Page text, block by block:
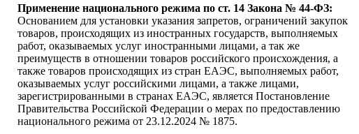
Применение национального режима по ст. 14 Закона № 44-ФЗ:
Основанием для установки указания запретов, ограничений закупок
товаров, происходящих из иностранных государств, выполняемых
работ, оказываемых услуг иностранными лицами, а так же
преимуществ в отношении товаров российского происхождения, а
также товаров происходящих из стран ЕАЭС, выполняемых работ,
оказываемых услуг российскими лицами, а также лицами,
зарегистрированными в странах ЕАЭС, является Постановление
Правительства Российской Федерации о мерах по предоставлению
национального режима от 23.12.2024 № 1875.